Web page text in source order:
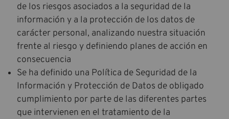
de los riesgos asociados a la seguridad de la
información y a la protección de los datos de
carácter personal, analizando nuestra situación
frente al riesgo y definiendo planes de acción en
consecuencia
Se ha definido una Política de Seguridad de la
Información y Protección de Datos de obligado
cumplimiento por parte de las diferentes partes
que intervienen en el tratamiento de la